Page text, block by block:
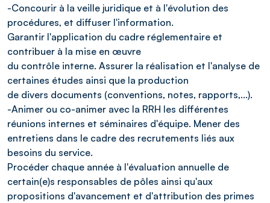
-Concourir à la veille juridique et à l'évolution des
procédures, et diffuser l'information.
Garantir l'application du cadre réglementaire et
contribuer à la mise en œuvre
du contrôle interne. Assurer la réalisation et l'analyse de
certaines études ainsi que la production
de divers documents (conventions, notes, rapports,...).
-Animer ou co-animer avec la RRH les différentes
réunions internes et séminaires d'équipe. Mener des
entretiens dans le cadre des recrutements liés aux
besoins du service.
Procéder chaque année à l'évaluation annuelle de
certain(e)s responsables de pôles ainsi qu'aux
propositions d'avancement et d'attribution des primes